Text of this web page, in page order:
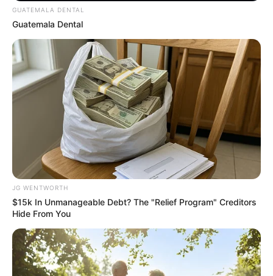
BRAINBERRIES
The Most Surprising Things About FIFA World Cup
2026
BRAINBERRIES
GUATEMALA DENTAL
Guatemala Dental
JG WENTWORTH
$15k In Unmanageable Debt? The "Relief Program" Creditors
Hide From You